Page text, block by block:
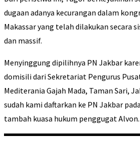
dugaan adanya kecurangan dalam
Makassar yang telah dilakukan
dan massif.
Menyinggung dipilihnya PN Jakbar
domisili dari Sekretariat Pengurus
Mediterania Gajah Mada, Taman Sari,
sudah kami daftarkan ke PN Jakbar
tambah kuasa hukum penggugat Alvon.